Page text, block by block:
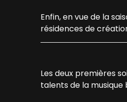
Enfin, en vue de la
résidences de
Les deux premières
talents de la